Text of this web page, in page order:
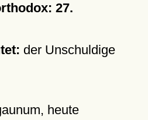
27.
der Unschuldige
heute